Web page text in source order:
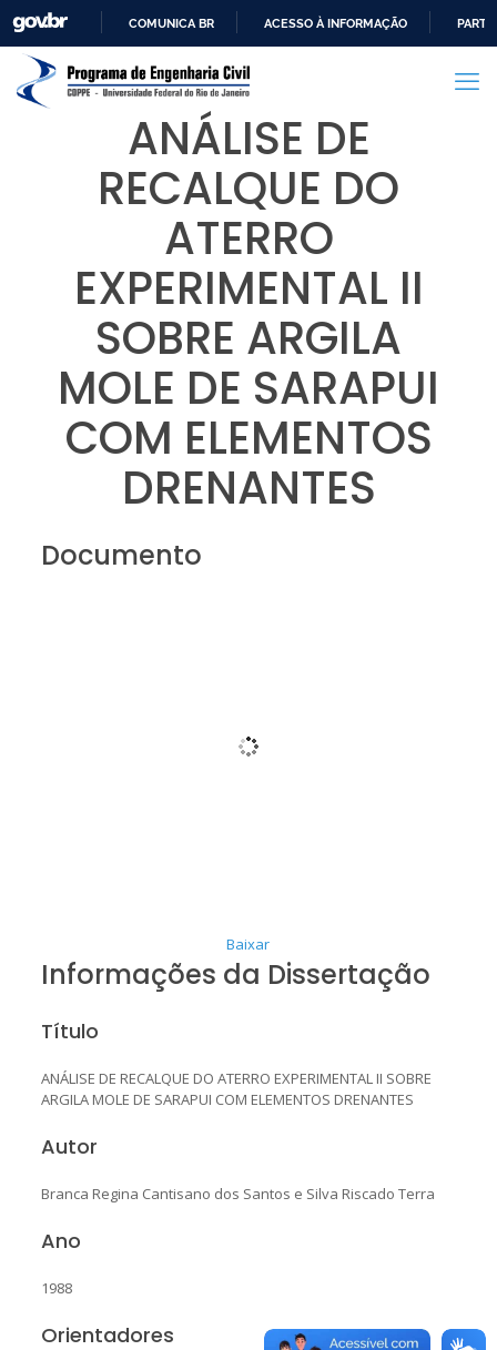
PARA
CONTEÚDO
COMUNICA BR ACESSO À INFORMAÇÃO
ANÁLISE DE
RECALQUE DO
ATERRO
EXPERIMENTAL II
SOBRE ARGILA
MOLE DE SARAPUI
COM ELEMENTOS
DRENANTES
Documento
Baixar
Informações da Dissertação
Título
ANÁLISE DE RECALQUE DO ATERRO EXPERIMENTAL II SOBRE
ARGILA MOLE DE SARAPUI COM ELEMENTOS DRENANTES
Autor
Branca Regina Cantisano dos Santos e Silva Riscado Terra
Ano
1988
Orientadores